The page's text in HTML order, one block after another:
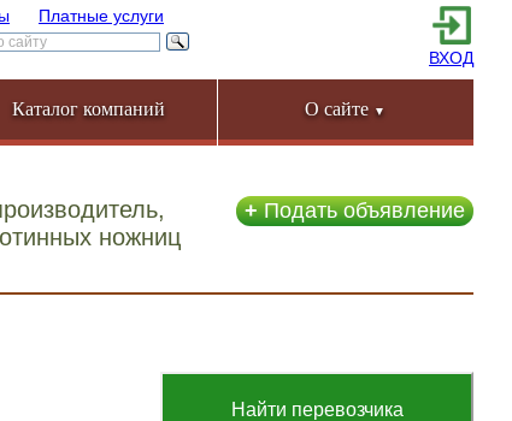
Платные услуги
ВХОД
Каталог компаний О сайте ▼
+Подать объявление
ножниц
Найти перевозчика